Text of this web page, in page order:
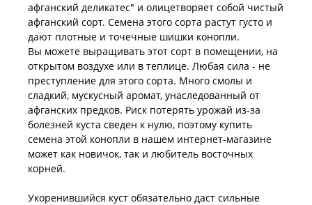
афганский деликатес" и олицетворяет собой чистый
афганский сорт. Семена этого сорта растут густо и
дают плотные и точечные шишки конопли.
Вы можете выращивать этот сорт в помещении, на
открытом воздухе или в теплице. Любая сила - не
преступление для этого сорта. Много смолы и
сладкий, мускусный аромат, унаследованный от
афганских предков. Риск потерять урожай из-за
болезней куста сведен к нулю, поэтому купить
семена этой конопли в нашем интернет-магазине
может как новичок, так и любитель восточных
корней.
Укоренившийся куст обязательно даст сильные